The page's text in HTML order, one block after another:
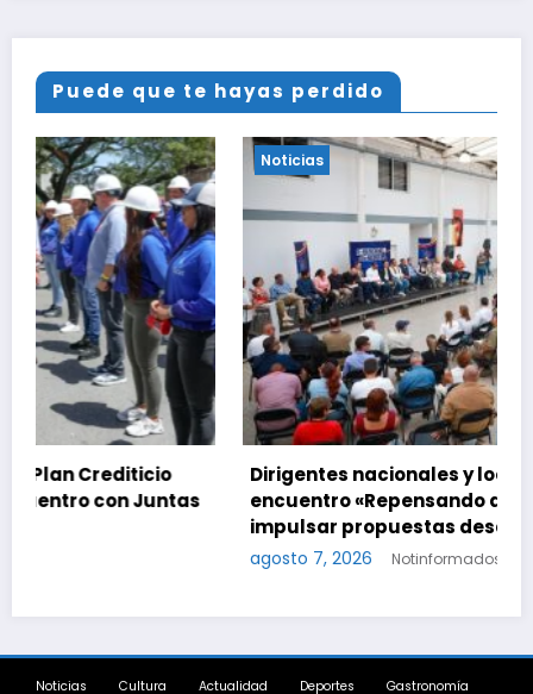
Puede que te hayas perdido
Noticias
Dirigentes nacionales y locales activan el
encuentro «Repensando a Venezuela» para
impulsar propuestas desde las comunidades
Notinformados
Noticias Cultura Actualidad Deportes Gastronomía